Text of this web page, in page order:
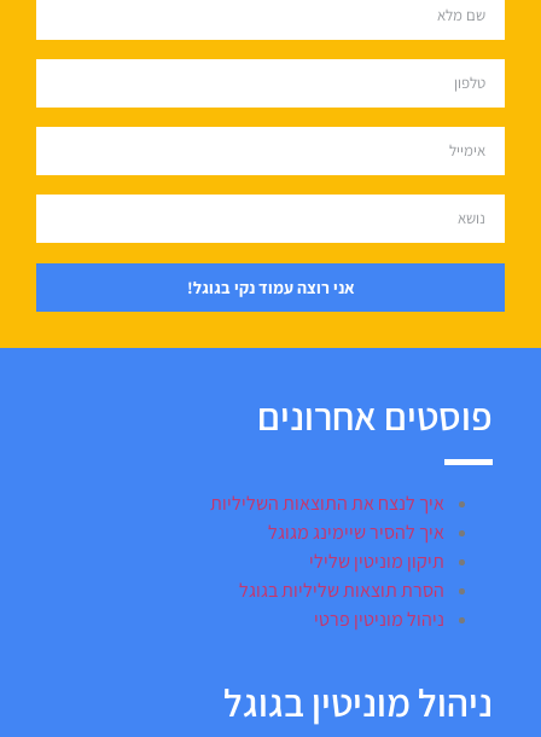
אני רוצה עמוד נקי בגוגל!
פוסטים אחרונים
איך לנצח את התוצאות השליליות
איך להסיר שיימינג מגוגל
תיקון מוניטין שלילי
הסרת תוצאות שליליות בגוגל
ניהול מוניטין פרטי
ניהול מוניטין בגוגל